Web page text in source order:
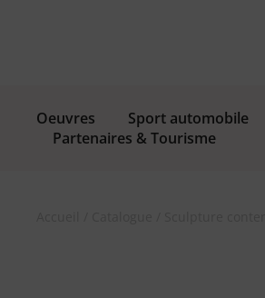
Oeuvres Sport automobile
Partenaires & Tourisme